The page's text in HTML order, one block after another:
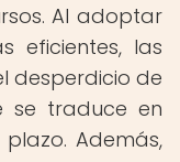
Al adoptar
eficientes, las
desperdicio de
se traduce en
Además,